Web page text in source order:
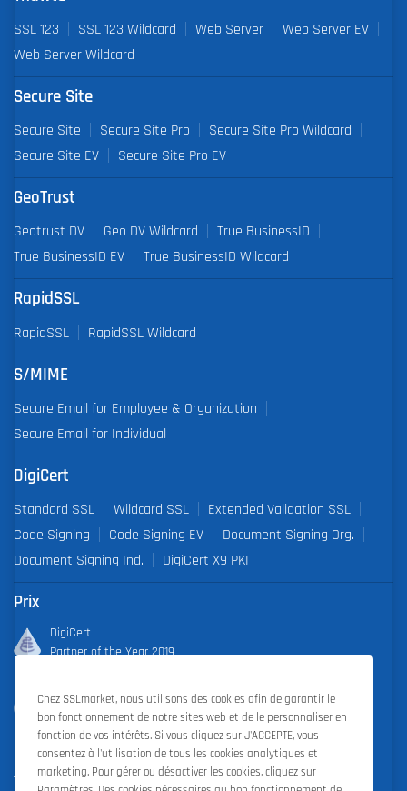
SSL 123 SSL 123 Wildcard Web Server
Web Server EV
Web Server Wildcard
Secure Site
Secure Site Secure Site Pro
Secure Site Pro Wildcard
Secure Site EV
Secure Site Pro EV
GeoTrust
Geotrust DV Geo DV Wildcard
True BusinessID
True BusinessID EV
True BusinessID Wildcard
RapidSSL
RapidSSL RapidSSL Wildcard
S/MIME
Secure Email for Employee & Organization
Secure Email for Individual
DigiCert
Standard SSL Wildcard SSL
Extended Validation SSL
Code Signing
Code Signing EV
Document Signing Org.
Document Signing Ind.
DigiCert X9 PKI
Prix
DigiCert
Partner of the Year 2019
Outstanding Sales Performance Award 2018, 2019, 2020, 2021,
2022
Chez SSLmarket, nous utilisons des cookies afin de garantir le
bon fonctionnement de notre sites web et de le personnaliser en
fonction de vos intérêts. Si vous cliquez sur J'ACCEPTE, vous
consentez à l'utilisation de tous les cookies analytiques et
marketing. Pour gérer ou désactiver les cookies, cliquez sur